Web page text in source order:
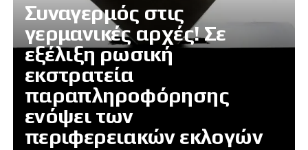
Συναγερμός στις
γερμανικές αρχές! Σε
εξέλιξη ρωσική
εκστρατεία
παραπληροφόρησης
ενόψει των
περιφερειακών εκλογών